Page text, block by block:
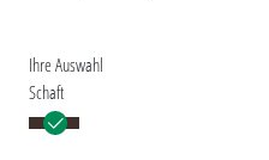
Ihre Auswahl
Schaft